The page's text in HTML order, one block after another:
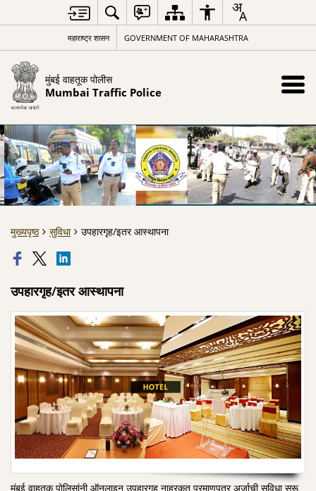
महाराष्ट्र शासन GOVERNMENT OF MAHARASHTRA
मुंबई वाहतूक पोलीस
Mumbai Traffic Police
मुख्यपृष्ठ सुविधा उपहारगृह/इतर आस्थापना
उपहारगृह/इतर आस्थापना
मुंबई वाहतूक पोलिसांनी ऑनलाइन उपहारगृह नाहरकत प्रमाणपत्र अर्जाची सुविधा सुरू